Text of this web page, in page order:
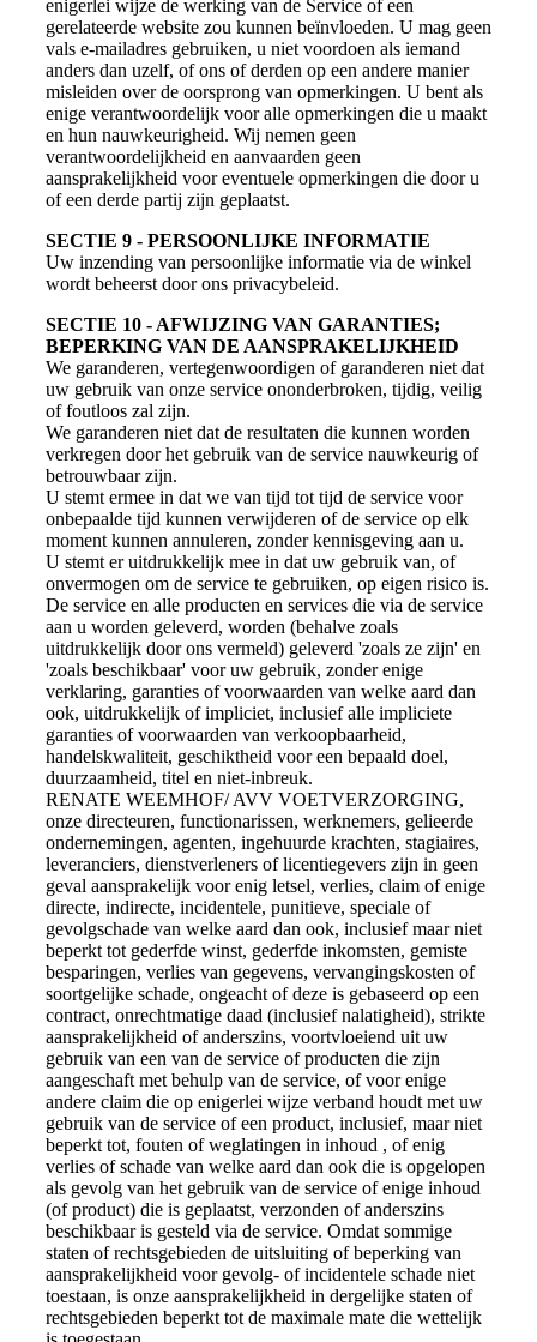
enigerlei wijze de werking van de Service of een
gerelateerde website zou kunnen beïnvloeden. U mag geen
vals e-mailadres gebruiken, u niet voordoen als iemand
anders dan uzelf, of ons of derden op een andere manier
misleiden over de oorsprong van opmerkingen. U bent als
enige verantwoordelijk voor alle opmerkingen die u maakt
en hun nauwkeurigheid. Wij nemen geen
verantwoordelijkheid en aanvaarden geen
aansprakelijkheid voor eventuele opmerkingen die door u
of een derde partij zijn geplaatst.
SECTIE 9 - PERSOONLIJKE INFORMATIE
Uw inzending van persoonlijke informatie via de winkel
wordt beheerst door ons privacybeleid.
SECTIE 10 - AFWIJZING VAN GARANTIES;
BEPERKING VAN DE AANSPRAKELIJKHEID
We garanderen, vertegenwoordigen of garanderen niet dat
uw gebruik van onze service ononderbroken, tijdig, veilig
of foutloos zal zijn.
We garanderen niet dat de resultaten die kunnen worden
verkregen door het gebruik van de service nauwkeurig of
betrouwbaar zijn.
U stemt ermee in dat we van tijd tot tijd de service voor
onbepaalde tijd kunnen verwijderen of de service op elk
moment kunnen annuleren, zonder kennisgeving aan u.
U stemt er uitdrukkelijk mee in dat uw gebruik van, of
onvermogen om de service te gebruiken, op eigen risico is.
De service en alle producten en services die via de service
aan u worden geleverd, worden (behalve zoals
uitdrukkelijk door ons vermeld) geleverd 'zoals ze zijn' en
'zoals beschikbaar' voor uw gebruik, zonder enige
verklaring, garanties of voorwaarden van welke aard dan
ook, uitdrukkelijk of impliciet, inclusief alle impliciete
garanties of voorwaarden van verkoopbaarheid,
handelskwaliteit, geschiktheid voor een bepaald doel,
duurzaamheid, titel en niet-inbreuk.
RENATE WEEMHOF/ AVV VOETVERZORGING,
onze directeuren, functionarissen, werknemers, gelieerde
ondernemingen, agenten, ingehuurde krachten, stagiaires,
leveranciers, dienstverleners of licentiegevers zijn in geen
geval aansprakelijk voor enig letsel, verlies, claim of enige
directe, indirecte, incidentele, punitieve, speciale of
gevolgschade van welke aard dan ook, inclusief maar niet
beperkt tot gederfde winst, gederfde inkomsten, gemiste
besparingen, verlies van gegevens, vervangingskosten of
soortgelijke schade, ongeacht of deze is gebaseerd op een
contract, onrechtmatige daad (inclusief nalatigheid), strikte
aansprakelijkheid of anderszins, voortvloeiend uit uw
gebruik van een van de service of producten die zijn
aangeschaft met behulp van de service, of voor enige
andere claim die op enigerlei wijze verband houdt met uw
gebruik van de service of een product, inclusief, maar niet
beperkt tot, fouten of weglatingen in inhoud , of enig
verlies of schade van welke aard dan ook die is opgelopen
als gevolg van het gebruik van de service of enige inhoud
(of product) die is geplaatst, verzonden of anderszins
beschikbaar is gesteld via de service. Omdat sommige
staten of rechtsgebieden de uitsluiting of beperking van
aansprakelijkheid voor gevolg- of incidentele schade niet
toestaan, is onze aansprakelijkheid in dergelijke staten of
rechtsgebieden beperkt tot de maximale mate die wettelijk